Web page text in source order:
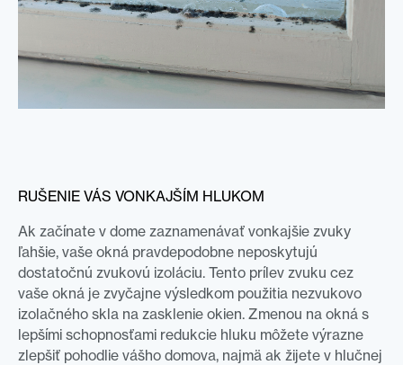
RUŠENIE VÁS VONKAJŠÍM HLUKOM
Ak začínate v dome zaznamenávať vonkajšie zvuky
ľahšie, vaše okná pravdepodobne neposkytujú
dostatočnú zvukovú izoláciu. Tento prílev zvuku cez
vaše okná je zvyčajne výsledkom použitia nezvukovo
izolačného skla na zasklenie okien. Zmenou na okná s
lepšími schopnosťami redukcie hluku môžete výrazne
zlepšiť pohodlie vášho domova, najmä ak žijete v hlučnej